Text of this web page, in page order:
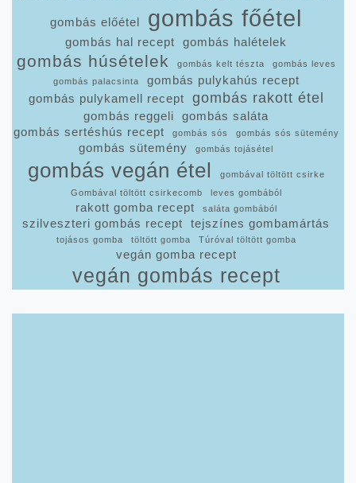
gombás előétel gombás főétel
gombás hal recept gombás halételek
gombás húsételek gombás kelt tészta
gombás leves
gombás palacsinta
gombás pulykahús recept
gombás pulykamell recept
gombás rakott étel
gombás reggeli
gombás saláta
gombás sertéshús recept
gombás sós gombás sós sütemény
gombás sütemény gombás tojásétel
gombás vegán étel
gombával töltött csirke
Gombával töltött csirkecomb
leves gombából
rakott gomba recept saláta gombából
szilveszteri gombás recept tejszínes gombamártás
tojásos gomba töltött gomba Túróval töltött gomba
vegán gomba recept
vegán gombás recept